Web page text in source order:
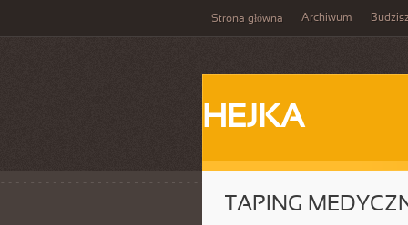
Strona główna Archiwum
HEJKA
TAPING